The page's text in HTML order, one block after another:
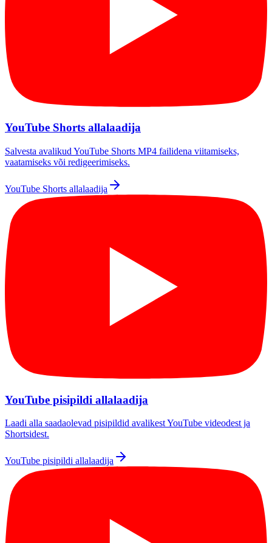
YouTube Shorts allalaadija
Salvesta avalikud YouTube Shorts MP4 failidena viitamiseks,
vaatamiseks või redigeerimiseks.
YouTube Shorts allalaadija
YouTube pisipildi allalaadija
Laadi alla saadaolevad pisipildid avalikest YouTube videodest ja
Shortsidest.
YouTube pisipildi allalaadija